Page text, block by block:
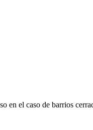
el caso de barrios